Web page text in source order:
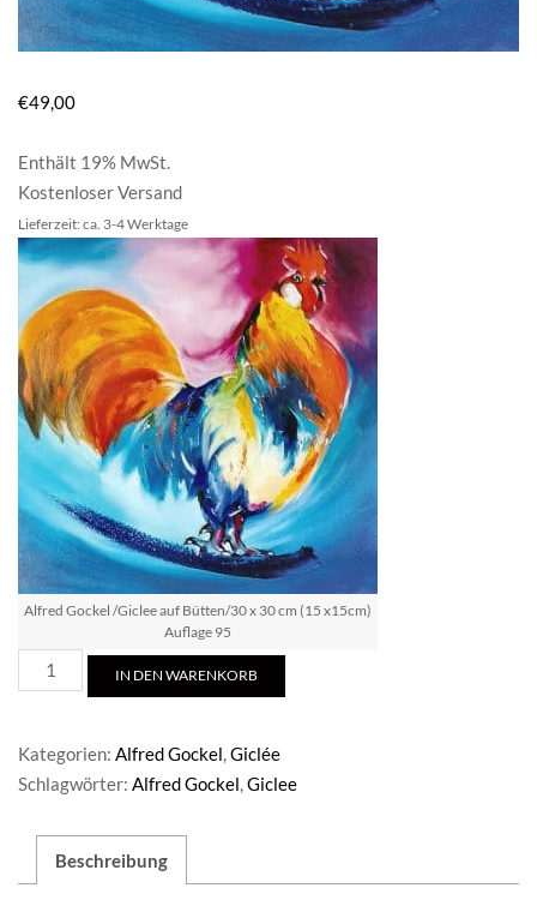
€49,00
Enthält 19% MwSt.
Kostenloser Versand
Lieferzeit: ca. 3-4 Werktage
Alfred Gockel /Giclee auf Bütten/30 x 30 cm (15 x15cm)
Auflage 95
Alfred
Gockel
Bütten
Menge
IN DEN WARENKORB
Kategorien: Alfred Gockel,Giclée
Schlagwörter: Alfred Gockel,Giclee
Beschreibung